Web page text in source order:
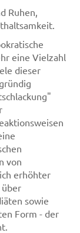
Ruhen,
eine Vielzahl
dieser
von
erhöhter
über
sowie
Form - der